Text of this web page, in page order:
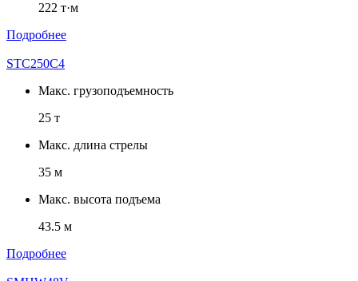
222 т·м
Подробнее
STC250C4
Макс. грузоподъемность
25 т
Макс. длина стрелы
35 м
Макс. высота подъема
43.5 м
Подробнее